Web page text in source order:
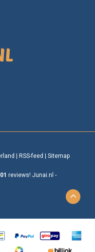
RSS-feed Sitemap
reviews! Junai.nl -